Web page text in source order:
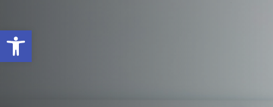
Otwórz pasek narzędzi